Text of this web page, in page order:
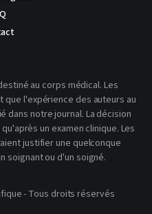
au corps médical. Les
l'expérience des auteurs au
dans notre journal. La décision
un examen clinique. Les
justifier une quelconque
soignant ou d'un soigné.
- Tous droits réservés